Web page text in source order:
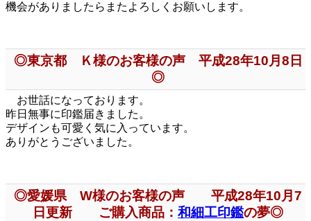
機会がありましたらまたよろしくお願いします。
◎東京都 Ｋ様のお客様の声 平成28年10月8日
◎
お世話になっております。
昨日無事に印鑑届きました。
デザインも可愛く気に入っています。
ありがとうございました。
◎愛媛県 W様のお客様の声 平成28年10月7
日更新 ご購入商品： 和細工印鑑の夢◎